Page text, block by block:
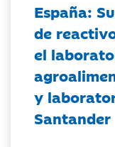
España:
de
el
y
Santander